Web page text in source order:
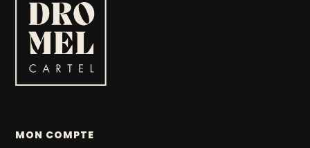
MON COMPTE